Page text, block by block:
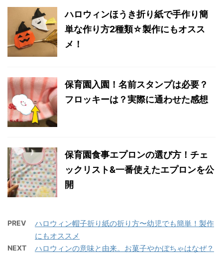
ハロウィンほうき折り紙で手作り簡
単な作り方2種類☆製作にもオスス
メ！
保育園入園！名前スタンプは必要？
フロッキーは？実際に通わせた感想
保育園食事エプロンの選び方！チェ
ックリスト&一番使えたエプロンを公
開
PREV
ハロウィン帽子折り紙の折り方〜幼児でも簡単！製作
にもオススメ
NEXT
ハロウィンの意味と由来。お菓子やかぼちゃはなぜ？